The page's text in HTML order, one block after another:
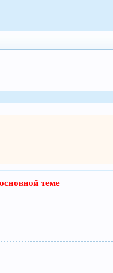
теме